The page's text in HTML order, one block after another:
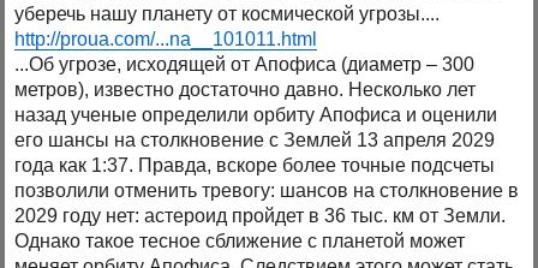
уберечь нашу планету от космической угрозы....
http://proua.com/...na__101011.html
...Об угрозе, исходящей от Апофиса (диаметр – 300
метров), известно достаточно давно. Несколько лет
назад ученые определили орбиту Апофиса и оценили
его шансы на столкновение с Землей 13 апреля 2029
года как 1:37. Правда, вскоре более точные подсчеты
позволили отменить тревогу: шансов на столкновение в
2029 году нет: астероид пройдет в 36 тыс. км от Земли.
Однако такое тесное сближение с планетой может